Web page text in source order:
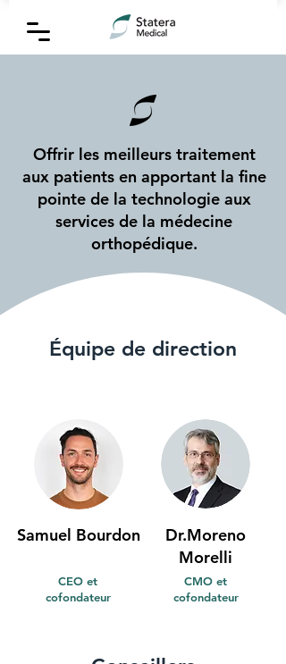
Offrir les meilleurs traitement
aux patients en apportant la fine
pointe de la technologie aux
services de la médecine
orthopédique.
Équipe de direction
Samuel Bourdon
CEO et
cofondateur
Dr.Moreno
Morelli
CMO et
cofondateur